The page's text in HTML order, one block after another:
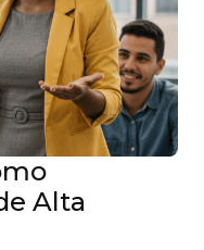
Alta